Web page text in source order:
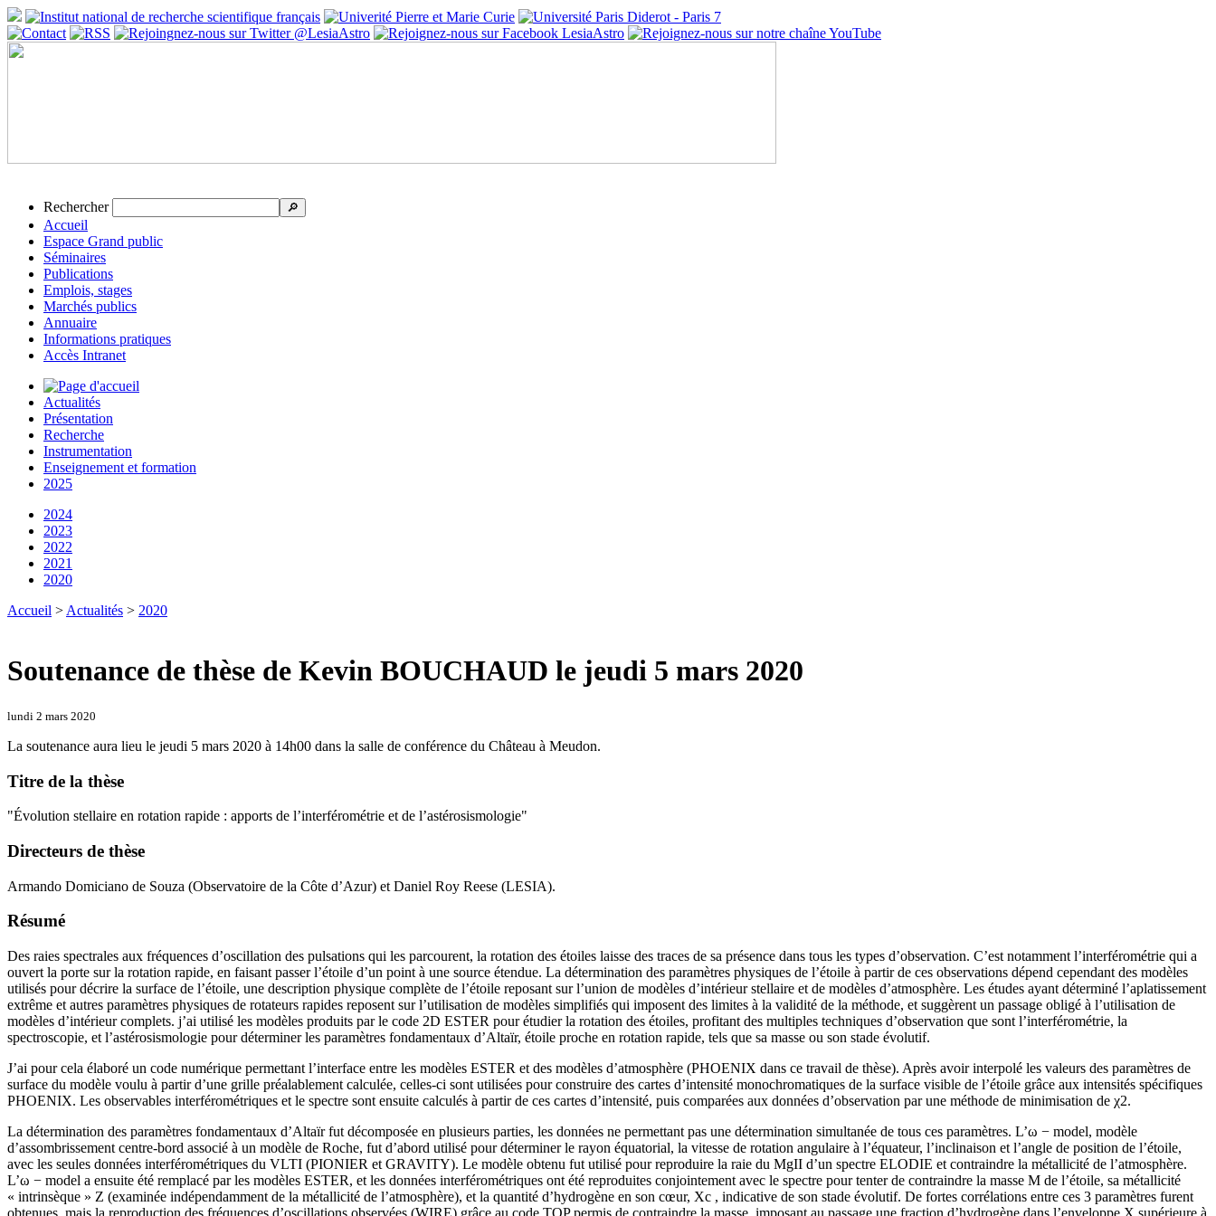
Rechercher 🔎
Accueil
Espace Grand public
Séminaires
Publications
Emplois, stages
Marchés publics
Annuaire
Informations pratiques
Accès Intranet
Actualités
Présentation
Recherche
Instrumentation
Enseignement et formation
2025
2024
2023
2022
2021
2020
Accueil > Actualités > 2020
Soutenance de thèse de Kevin BOUCHAUD le jeudi 5 mars 2020
lundi 2 mars 2020
La soutenance aura lieu le jeudi 5 mars 2020 à 14h00 dans la salle de conférence du Château à Meudon.
Titre de la thèse
"Évolution stellaire en rotation rapide : apports de l’interférométrie et de l’astérosismologie"
Directeurs de thèse
Armando Domiciano de Souza (Observatoire de la Côte d’Azur) et Daniel Roy Reese (LESIA).
Résumé
Des raies spectrales aux fréquences d’oscillation des pulsations qui les parcourent, la rotation des étoiles laisse des traces de sa présence dans tous les types d’observation. C’est notamment l’interférométrie qui a
ouvert la porte sur la rotation rapide, en faisant passer l’étoile d’un point à une source étendue. La détermination des paramètres physiques de l’étoile à partir de ces observations dépend cependant des modèles
utilisés pour décrire la surface de l’étoile, une description physique complète de l’étoile reposant sur l’union de modèles d’intérieur stellaire et de modèles d’atmosphère. Les études ayant déterminé l’aplatissement
extrême et autres paramètres physiques de rotateurs rapides reposent sur l’utilisation de modèles simplifiés qui imposent des limites à la validité de la méthode, et suggèrent un passage obligé à l’utilisation de
modèles d’intérieur complets. j’ai utilisé les modèles produits par le code 2D ESTER pour étudier la rotation des étoiles, profitant des multiples techniques d’observation que sont l’interférométrie, la
spectroscopie, et l’astérosismologie pour déterminer les paramètres fondamentaux d’Altaïr, étoile proche en rotation rapide, tels que sa masse ou son stade évolutif.
J’ai pour cela élaboré un code numérique permettant l’interface entre les modèles ESTER et des modèles d’atmosphère (PHOENIX dans ce travail de thèse). Après avoir interpolé les valeurs des paramètres de
surface du modèle voulu à partir d’une grille préalablement calculée, celles-ci sont utilisées pour construire des cartes d’intensité monochromatiques de la surface visible de l’étoile grâce aux intensités spécifiques
PHOENIX. Les observables interférométriques et le spectre sont ensuite calculés à partir de ces cartes d’intensité, puis comparées aux données d’observation par une méthode de minimisation de χ2.
La détermination des paramètres fondamentaux d’Altaïr fut décomposée en plusieurs parties, les données ne permettant pas une détermination simultanée de tous ces paramètres. L’ω − model, modèle
d’assombrissement centre-bord associé à un modèle de Roche, fut d’abord utilisé pour déterminer le rayon équatorial, la vitesse de rotation angulaire à l’équateur, l’inclinaison et l’angle de position de l’étoile,
avec les seules données interférométriques du VLTI (PIONIER et GRAVITY). Le modèle obtenu fut utilisé pour reproduire la raie du MgII d’un spectre ELODIE et contraindre la métallicité de l’atmosphère.
L’ω − model a ensuite été remplacé par les modèles ESTER, et les données interférométriques ont été reproduites conjointement avec le spectre pour tenter de contraindre la masse M de l’étoile, sa métallicité
« intrinsèque » Z (examinée indépendamment de la métallicité de l’atmosphère), et la quantité d’hydrogène en son cœur, Xc , indicative de son stade évolutif. De fortes corrélations entre ces 3 paramètres furent